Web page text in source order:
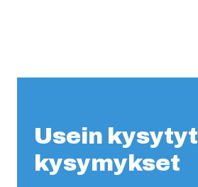
Usein kysytyt
kysymykset